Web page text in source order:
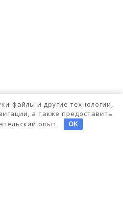
файлы и другие технологии,
а также предоставить
опыт.
OK